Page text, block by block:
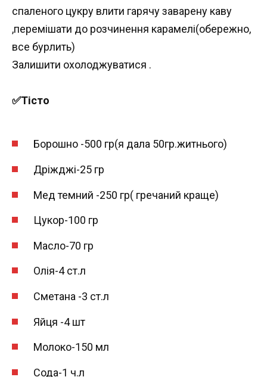
спаленого цукру влити гарячу заварену каву
,перемішати до розчинення карамелі(обережно,
все бурлить)
Залишити охолоджуватися .
✅Тісто
Борошно -500 гр(я дала 50гр.житнього)
Дріжджі-25 гр
Мед темний -250 гр( гречаний краще)
Цукор-100 гр
Масло-70 гр
Олія-4 ст.л
Сметана -3 ст.л
Яйця -4 шт
Молоко-150 мл
Сода-1 ч.л